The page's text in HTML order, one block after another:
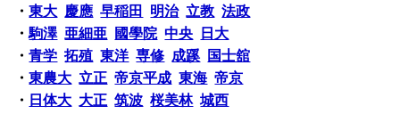
・東大 慶應 早稲田 明治 立教 法政
・駒澤 亜細亜 國學院 中央
日大
・青学 拓殖 東洋 専修 成蹊
国士舘
・東農大 立正 帝京平成 東海 帝京
・ 日体大 大正 筑波 桜美林 城西